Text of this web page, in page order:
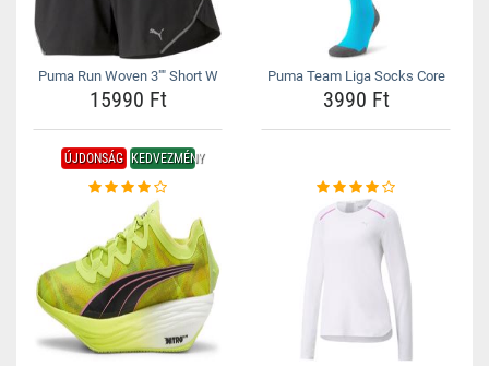
Puma Run Woven 3"" Short W
15990 Ft
Puma Team Liga Socks Core
3990 Ft
ÚJDONSÁG KEDVEZMÉNY